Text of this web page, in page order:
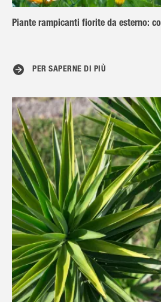
Piante rampicanti fiorite da esterno:
PER SAPERNE DI PIÙ